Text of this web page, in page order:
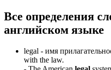
Все определения
английском языке
legal - имя
with the law.